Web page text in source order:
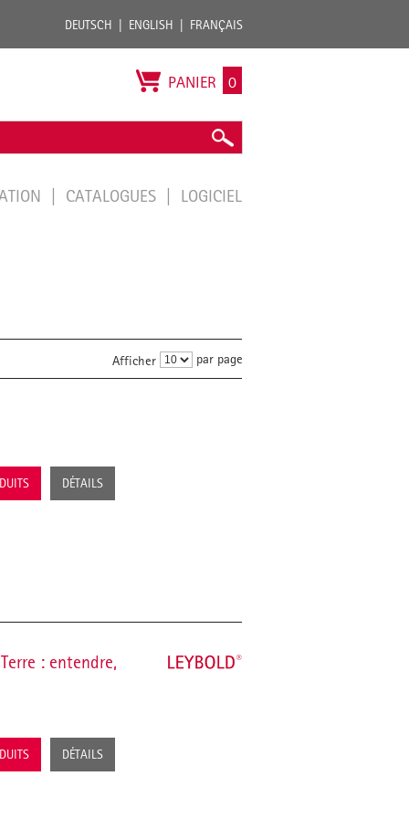
DEUTSCH ENGLISH FRANÇAIS
PANIER 0
CATALOGUES LOGICIEL
Afficher par page
DÉTAILS
: entendre,
DÉTAILS